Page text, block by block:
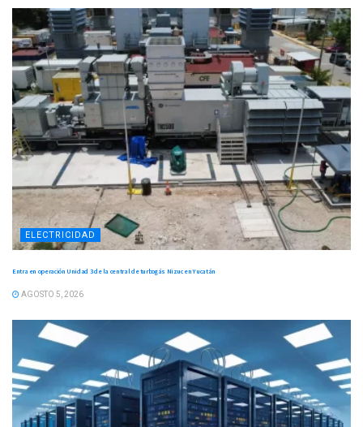
ELECTRICIDAD
Entra en operación Unidad 3 de la central de turbogás Nizuc en Yucatán
AGOSTO 5, 2026